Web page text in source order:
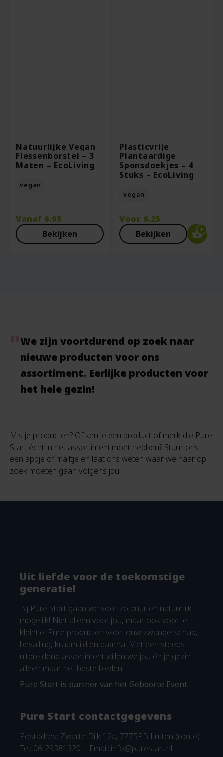
Natuurlijke Vegan
Flessenborstel – 3
Maten – EcoLiving
vegan
Vanaf 6.95
Bekijken
Plasticvrije
Plantaardige
Sponsdoekjes – 4
Stuks – EcoLiving
vegan
Voor 6.25
Bekijken
We zijn voortdurend op zoek naar
nieuwe producten voor ons
assortiment. Eerlijke producten voor
het hele gezin!
Mis je producten? Of ken je een product of merk die Pure
Start écht in het assortiment moet hebben? Stuur ons
een appje of mailtje en laat ons weten waar we naar op
zoek moeten gaan volgens jou!
Uit liefde voor de toekomstige
generatie!
Bij Pure Start gaan we voor zo puur en natuurlijk
mogelijk! Niet alleen voor jou, maar ook voor je
kleintje! Pure producten voor jouw zwangerschap,
bevalling, kraamtijd en daarna. Met een steeds
uitbreidend assortiment willen we jou én je gezin
alleen maar het beste bieden!
Pure Start is partner van het Geboorte Event.
Pure Start contactgegevens
Postadres: Zwarte Dijk 12a, 7775PB Lutten (route)
Tel: 06-29381320 | Email: info@purestart.nl